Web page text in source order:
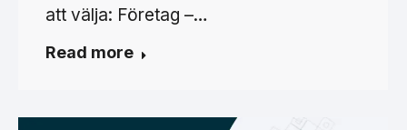
att välja: Företag –…
Read more